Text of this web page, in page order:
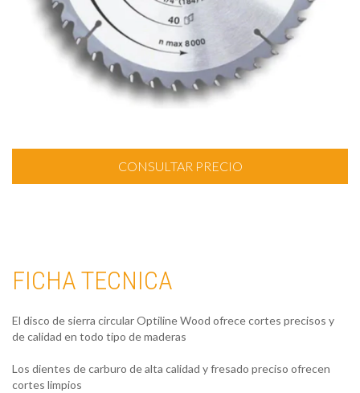
FICHA TECNICA
El disco de sierra circular Optiline Wood ofrece cortes precisos y
de calidad en todo tipo de maderas
Los dientes de carburo de alta calidad y fresado preciso ofrecen
cortes limpios